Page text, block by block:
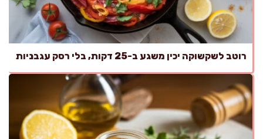
רוטב לשקשוקה יכין משגע ב-25 דקות, בלי רסק עגבניות